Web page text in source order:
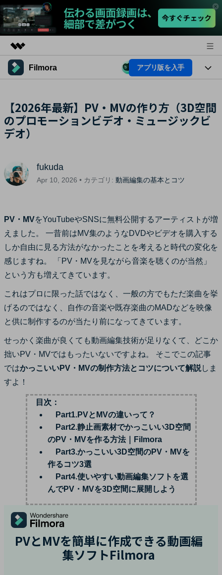
製品
ユーティリティ
概要
ソリューション
企業情報
サポート
Filmora アプリ版を入手
プラットフォーム
製品機能
AI機能
AIヒント
Filmoraのユーザー層
動画編集関連知識
サポート
カスタマーサポート
ブランド紹介
購入する ログイン
検索
【2026年最新】PV・MVの作り方（3D空間
のプロモーションビデオ・ミュージックビ
デオ）
fukuda
Apr 10, 2026 • カテゴリ: 動画編集の基本とコツ
PV・MVをYouTubeやSNSに無料公開するアーティストが増
えました。 一昔前はMV集のようなDVDやビデオを購入する
しか自由に見る方法がなかったことを考えると時代の変化を
感じますね。 「PV・MVを見ながら音楽を聴くのが当然」
という方も増えてきています。
これはプロに限った話ではなく、一般の方でもただ楽曲を挙
げるのではなく、自作の音楽や既存楽曲のMADなどを映像
と供に制作するのが当たり前になってきています。
せっかく楽曲が良くても動画編集技術が足りなくて、どこか
拙いPV・MVではもったいないですよね。 そこでこの記事
ではかっこいいPV・MVの制作方法とコツについて解説しま
すよ！
目次：
Part1.PVとMVの違いって？
Part2.静止画素材でかっこいい3D空間
のPV・MVを作る方法｜Filmora
Part3.かっこいい3D空間のPV・MVを
作るコツ3選
Part4.使いやすい動画編集ソフトを選
んでPV・MVを3D空間に展開しよう
PVとMVを簡単に作成できる動画編
集ソフトFilmora